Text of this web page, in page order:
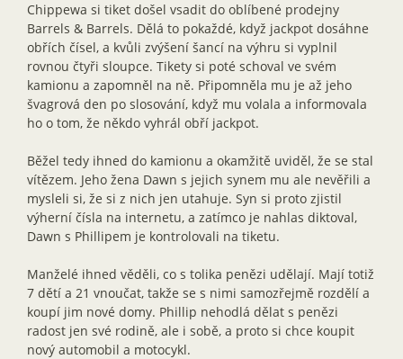
Chippewa si tiket došel vsadit do oblíbené prodejny
Barrels & Barrels. Dělá to pokaždé, když jackpot dosáhne
obřích čísel, a kvůli zvýšení šancí na výhru si vyplnil
rovnou čtyři sloupce. Tikety si poté schoval ve svém
kamionu a zapomněl na ně. Připomněla mu je až jeho
švagrová den po slosování, když mu volala a informovala
ho o tom, že někdo vyhrál obří jackpot.
Běžel tedy ihned do kamionu a okamžitě uviděl, že se stal
vítězem. Jeho žena Dawn s jejich synem mu ale nevěřili a
mysleli si, že si z nich jen utahuje. Syn si proto zjistil
výherní čísla na internetu, a zatímco je nahlas diktoval,
Dawn s Phillipem je kontrolovali na tiketu.
Manželé ihned věděli, co s tolika penězi udělají. Mají totiž
7 dětí a 21 vnoučat, takže se s nimi samozřejmě rozdělí a
koupí jim nové domy. Phillip nehodlá dělat s penězi
radost jen své rodině, ale i sobě, a proto si chce koupit
nový automobil a motocykl.